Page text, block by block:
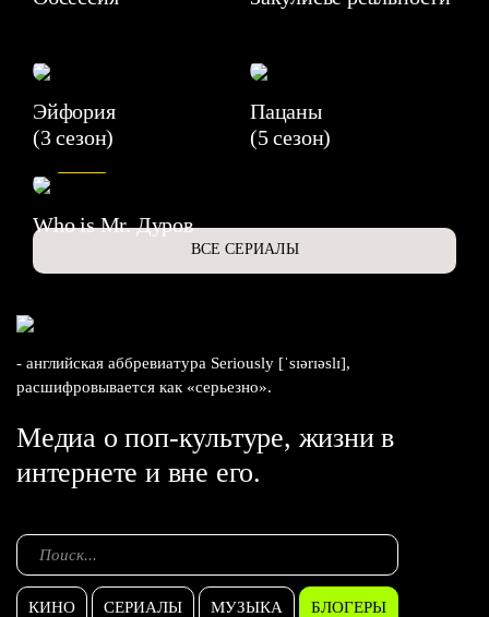
Эйфория
(3 сезон)
Пацаны
(5 сезон)
Who is Mr. Дуров
ВСЕ СЕРИАЛЫ
- английская аббревиатура Seriously [ˈsɪərɪəslɪ],
расшифровывается как «серьезно».
Медиа о поп-культуре, жизни в
интернете и вне его.
КИНО СЕРИАЛЫ МУЗЫКА БЛОГЕРЫ